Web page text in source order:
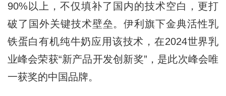
90%以上，不仅填补了国内的技术空白，更打
破了国外关键技术壁垒。伊利旗下金典活性乳
铁蛋白有机纯牛奶应用该技术，在2024世界乳
业峰会荣获“新产品开发创新奖”，是此次峰会唯
一获奖的中国品牌。